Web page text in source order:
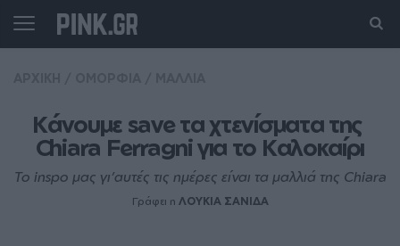
Κάνουμε save τα χτενίσματα της
Chiara Ferragni για το Καλοκαίρι
To inspo μας γι’αυτές τις ημέρες είναι τα μαλλιά της Chiara
Γράφει η ΛΟΥΚΙΑ ΣΑΝΙΔΑ